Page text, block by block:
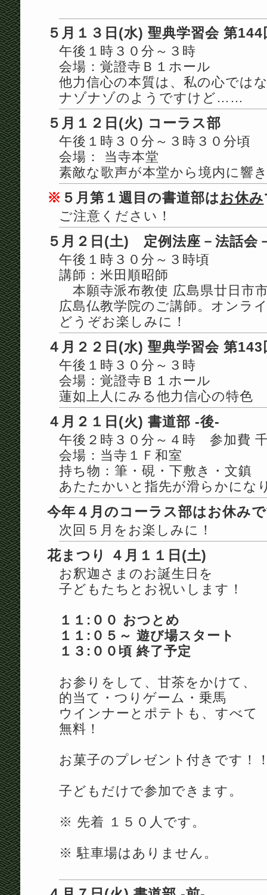
５月１３日(水) 聖典学習会 第144
午後１時３０分～３時
会場：覚證寺Ｂ１ホール
他力信心の本質は、私の心では
ナゾナゾのようですけど……
５月１２日(火) コーラス部
午後１時３０分～３時３０分頃
会場： 当寺本堂
素敵な歌声が本堂から境内に響
※ ５月第１週目の書道部はお休み
ご注意ください！
５月２日(土) 定例法座－法話会
午後１時３０分～３時頃
講師：米田順昭師
本願寺派布教使 広島県廿日市
広島仏教学院のご講師。オンラ
どうぞお楽しみに！
４月２２日(水) 聖典学習会 第143
午後１時３０分～３時
会場：覚證寺Ｂ１ホール
蓮如上人にみる他力信心の特色
４月２１日(火) 書道部 -後-
午後２時３０分～４時 参加費
会場：当寺１Ｆ和室
持ち物：筆・硯・下敷き・文鎮
あたたかいと指先が滑らかにな
今年４月のコーラス部はお休み
次回５月をお楽しみに！
花まつり ４月１１日(土)
お釈迦さまのお誕生日を
子どもたちとお祝いします！
１１:００ おつとめ
１１:０５～ 遊び場スタート
１３:００頃 終了予定
お参りをして、甘茶をかけて、
的当て・つりゲーム・乗馬
ウインナーとポテトも、すべて
無料！
お菓子のプレゼント付きです！
子どもだけで参加できます。
※ 先着 １５０人です。
※ 駐車場はありません。